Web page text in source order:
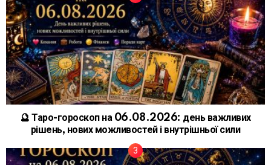
🔮 Таро-гороскоп на 06.08.2026: день важливих
рішень, нових можливостей і внутрішньої сили